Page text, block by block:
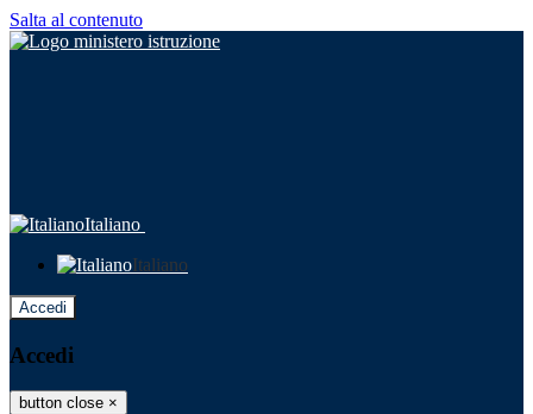
Salta al contenuto
Italiano
Italiano
Accedi
Accedi
button close ×